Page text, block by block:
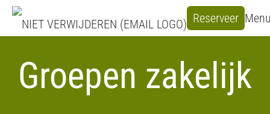
Reserveer
Groepen zakelijk